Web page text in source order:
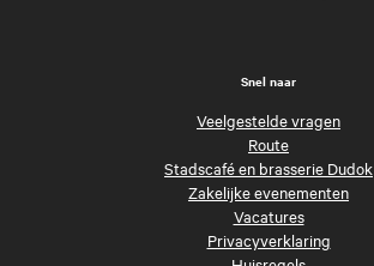
Snel naar
Veelgestelde vragen
Route
Stadscafé en brasserie Dudok
Zakelijke evenementen
Vacatures
Privacyverklaring